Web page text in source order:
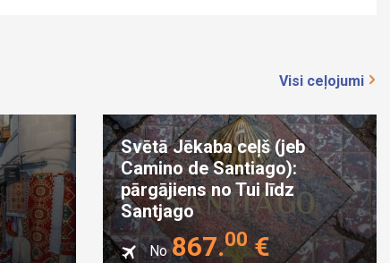
Visi ceļojumi
Svētā Jēkaba ceļš (jeb
Camino de Santiago):
pārgājiens no Tui līdz
Santjago
No 867.00€